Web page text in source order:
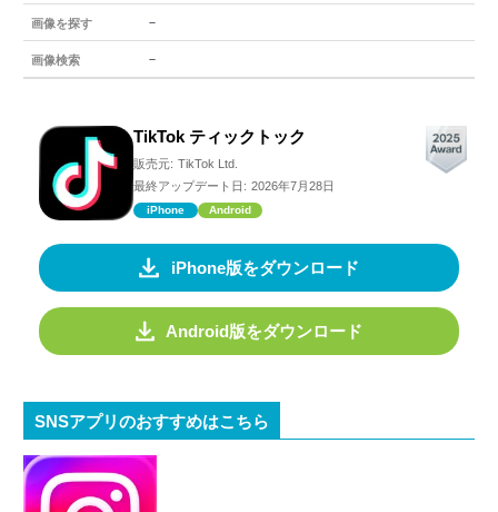
画像を探す －
画像検索 －
TikTok ティックトック
販売元: TikTok Ltd.
最終アップデート日: 2026年7月28日
iPhone Android
iPhone版をダウンロード
Android版をダウンロード
SNSアプリのおすすめはこちら